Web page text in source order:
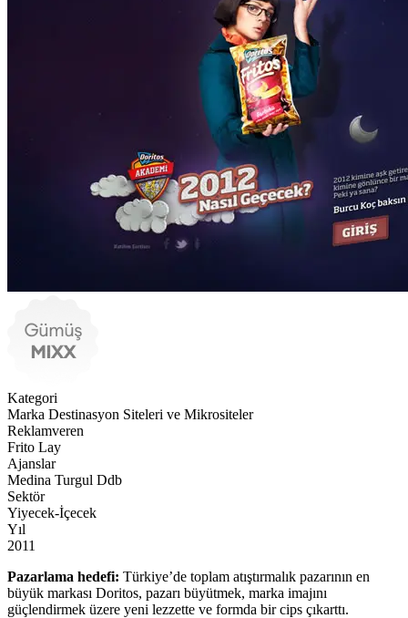
Kategori
Marka Destinasyon Siteleri ve Mikrositeler
Reklamveren
Frito Lay
Ajanslar
Medina Turgul Ddb
Sektör
Yiyecek-İçecek
Yıl
2011
Pazarlama hedefi: Türkiye’de toplam atıştırmalık pazarının en
büyük markası Doritos, pazarı büyütmek, marka imajını
güçlendirmek üzere yeni lezzette ve formda bir cips çıkarttı.